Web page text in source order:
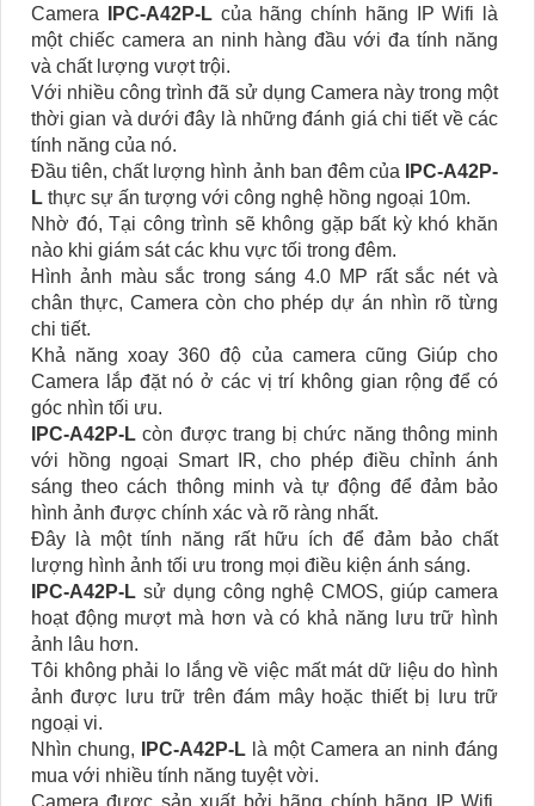
Camera IPC-A42P-Lcủa hãng chính hãng IP Wifi là
một chiếc camera an ninh hàng đầu với đa tính năng
và chất lượng vượt trội.
Với nhiều công trình đã sử dụng Camera này trong một
thời gian và dưới đây là những đánh giá chi tiết về các
tính năng của nó.
Đầu tiên, chất lượng hình ảnh ban đêm của
IPC-A42P-
L thực sự ấn tượng với công nghệ hồng ngoại 10m.
Nhờ đó, Tại công trình sẽ không gặp bất kỳ khó khăn
nào khi giám sát các khu vực tối trong đêm.
Hình ảnh màu sắc trong sáng 4.0 MP rất sắc nét và
chân thực, Camera còn cho phép dự án nhìn rõ từng
chi tiết.
Khả năng xoay 360 độ của camera cũng Giúp cho
Camera lắp đặt nó ở các vị trí không gian rộng để có
góc nhìn tối ưu.
IPC-A42P-L còn được trang bị chức năng thông minh
với hồng ngoại Smart IR, cho phép điều chỉnh ánh
sáng theo cách thông minh và tự động để đảm bảo
hình ảnh được chính xác và rõ ràng nhất.
Đây là một tính năng rất hữu ích để đảm bảo chất
lượng hình ảnh tối ưu trong mọi điều kiện ánh sáng.
IPC-A42P-L sử dụng công nghệ CMOS, giúp camera
hoạt động mượt mà hơn và có khả năng lưu trữ hình
ảnh lâu hơn.
Tôi không phải lo lắng về việc mất mát dữ liệu do hình
ảnh được lưu trữ trên đám mây hoặc thiết bị lưu trữ
ngoại vi.
Nhìn chung,
IPC-A42P-L là một Camera an ninh đáng
mua với nhiều tính năng tuyệt vời.
Camera được sản xuất bởi hãng chính hãng IP Wifi,